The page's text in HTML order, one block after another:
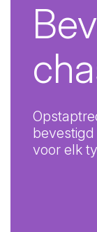
voor elk